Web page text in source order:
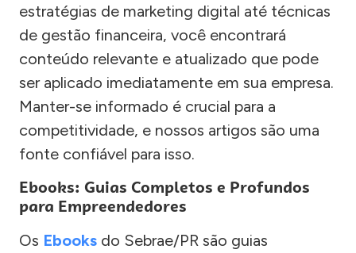
estratégias de marketing digital até técnicas
de gestão financeira, você encontrará
conteúdo relevante e atualizado que pode
ser aplicado imediatamente em sua empresa.
Manter-se informado é crucial para a
competitividade, e nossos artigos são uma
fonte confiável para isso.
Ebooks: Guias Completos e Profundos
para Empreendedores
Os Ebooks do Sebrae/PR são guias